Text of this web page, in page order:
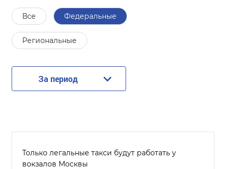
Все Федеральные
Региональные
За период
Только легальные такси будут работать у
вокзалов Москвы